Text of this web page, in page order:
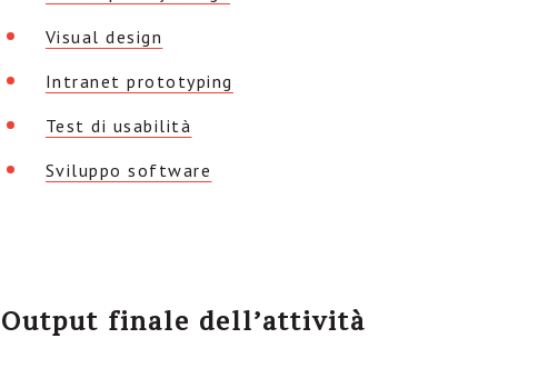
Visual design
Intranet prototyping
Test di usabilità
Sviluppo software
Output finale dell’attività